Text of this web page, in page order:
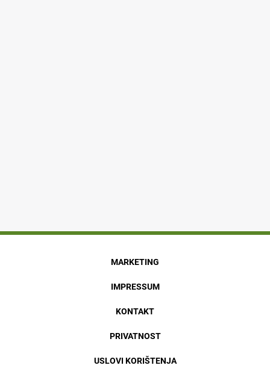
MARKETING
IMPRESSUM
KONTAKT
PRIVATNOST
USLOVI KORIŠTENJA